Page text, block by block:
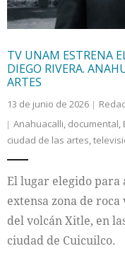
TV UNAM ESTRENA
DIEGO RIVERA.
ARTES
13 de junio de 2026
Anahuacalli, documental,
ciudad de las artes,
El lugar elegido para
extensa zona de
del volcán Xitle, en
ciudad de Cuicuilco.